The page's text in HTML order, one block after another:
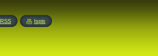
RSS Ispis